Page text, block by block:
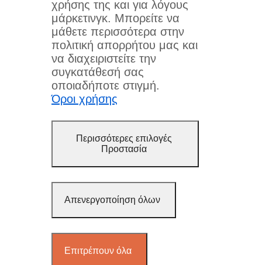
χρήσης της και για λόγους
μάρκετινγκ. Μπορείτε να
μάθετε περισσότερα στην
πολιτική απορρήτου μας και
να διαχειριστείτε την
συγκατάθεσή σας
οποιαδήποτε στιγμή.
Όροι χρήσης
Περισσότερες επιλογές
Προστασία
Απενεργοποίηση όλων
Επιτρέπουν όλα